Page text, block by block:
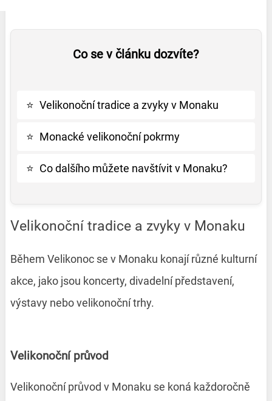
Co se v článku dozvíte?
⭐ Velikonoční tradice a zvyky v Monaku
⭐ Monacké velikonoční pokrmy
⭐ Co dalšího můžete navštívit v Monaku?
Velikonoční tradice a zvyky v Monaku
Během Velikonoc se v Monaku konají různé kulturní
akce, jako jsou koncerty, divadelní představení,
výstavy nebo velikonoční trhy.
Velikonoční průvod
Velikonoční průvod v Monaku se koná každoročně